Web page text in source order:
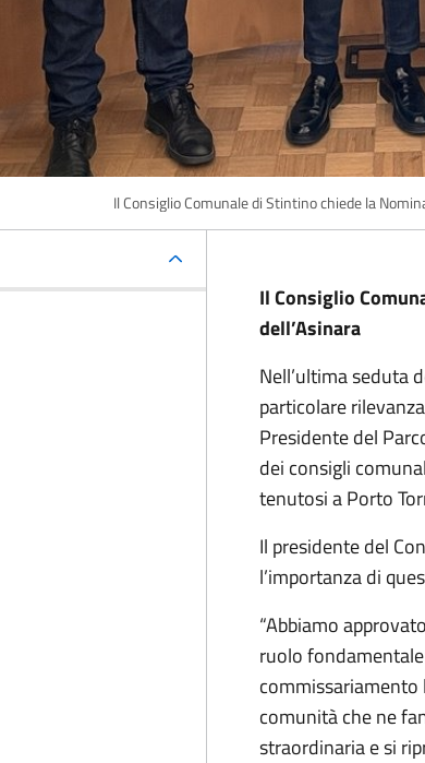
Il Consiglio Comunale di Stintino chiede la
Il Consiglio
dell’Asinara
Nell’ultima seduta
particolare
Presidente del
dei consigli
tenutosi a Porto
Il presidente del
l’importanza di
“Abbiamo
ruolo
commissariamento
comunità che ne
straordinaria e si